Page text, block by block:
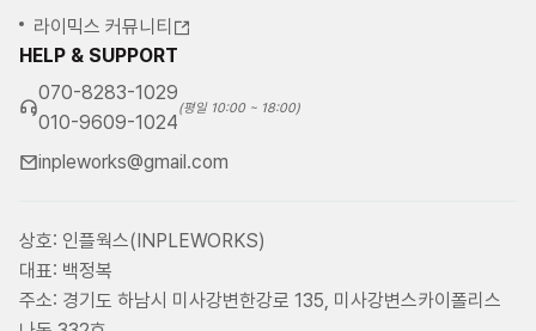
라이믹스 커뮤니티
HELP & SUPPORT
070-8283-1029
010-9609-1024
(평일 10:00 ~ 18:00)
inpleworks@gmail.com
상호: 인플웍스(INPLEWORKS)
대표: 백정복
주소: 경기도 하남시 미사강변한강로 135, 미사강변스카이폴리스